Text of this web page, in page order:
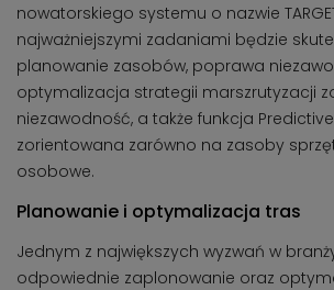
nowatorskiego systemu o nazwie
najważniejszymi zadaniami będzie
planowanie zasobów, poprawa
optymalizacja strategii marszrutyzacji
niezawodność, a także funkcja
zorientowana zarówno na zasoby
osobowe.
Planowanie i optymalizacja tras
Jednym z największych wyzwań w
odpowiednie zaplonowanie oraz